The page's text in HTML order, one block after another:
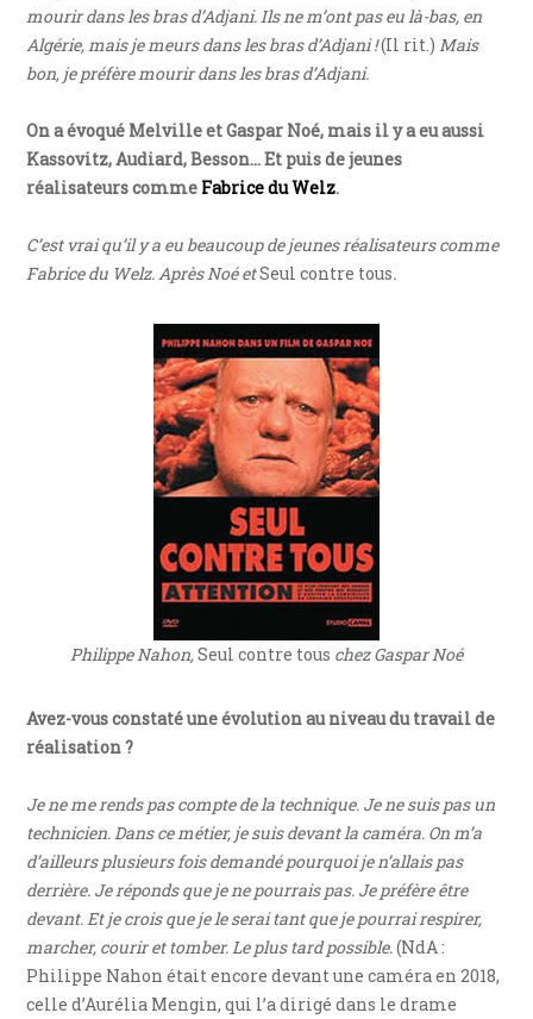
mourir dans les bras d’Adjani. Ils ne m’ont pas eu là-bas, en
Algérie, mais je meurs dans les bras d’Adjani !(Il rit.) Mais
bon, je préfère mourir dans les bras d’Adjani.
On a évoqué Melville et Gaspar Noé, mais il y a eu aussi
Kassovitz, Audiard, Besson… Et puis de jeunes
réalisateurs comme Fabrice du Welz.
C’est vrai qu’il y a eu beaucoup de jeunes réalisateurs comme
Fabrice du Welz. Après Noé etSeul contre tous.
Philippe Nahon,Seul contre tous chez Gaspar Noé
Avez-vous constaté une évolution au niveau du travail de
réalisation ?
Je ne me rends pas compte de la technique. Je ne suis pas un
technicien. Dans ce métier, je suis devant la caméra. On m’a
d’ailleurs plusieurs fois demandé pourquoi je n’allais pas
derrière. Je réponds que je ne pourrais pas. Je préfère être
devant. Et je crois que je le serai tant que je pourrai respirer,
marcher, courir et tomber. Le plus tard possible.(NdA :
Philippe Nahon était encore devant une caméra en 2018,
celle d’Aurélia Mengin, qui l’a dirigé dans le drame